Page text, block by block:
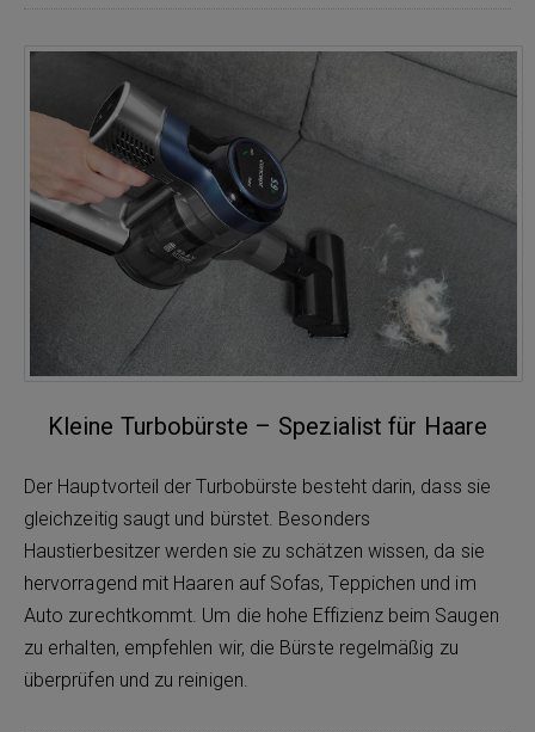
Kleine Turbobürste – Spezialist für Haare
Der Hauptvorteil der Turbobürste besteht darin, dass sie
gleichzeitig saugt und bürstet. Besonders
Haustierbesitzer werden sie zu schätzen wissen, da sie
hervorragend mit Haaren auf Sofas, Teppichen und im
Auto zurechtkommt. Um die hohe Effizienz beim Saugen
zu erhalten, empfehlen wir, die Bürste regelmäßig zu
überprüfen und zu reinigen.